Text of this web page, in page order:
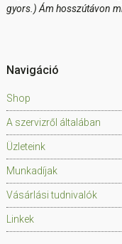
gyors.) Ám hosszútávon
Navigáció
Shop
A szervizről általában
Üzleteink
Munkadíjak
Vásárlási tudnivalók
Linkek